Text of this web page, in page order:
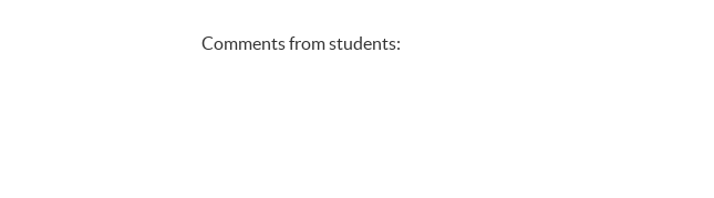
Comments from students: